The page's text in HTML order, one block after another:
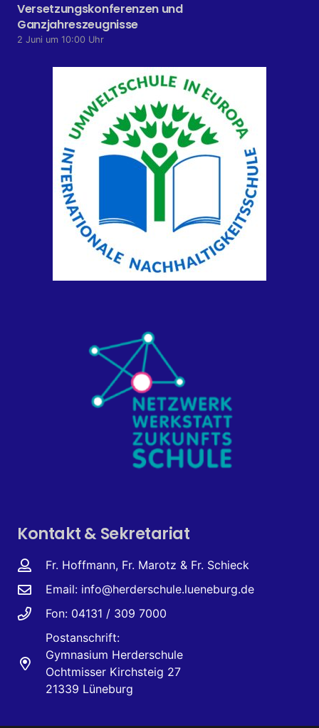
Versetzungskonferenzen und
Ganzjahreszeugnisse
2 Juni um 10:00 Uhr
Kontakt & Sekretariat
Fr. Hoffmann, Fr. Marotz & Fr. Schieck
Email: info@herderschule.lueneburg.de
Fon: 04131 / 309 7000
Postanschrift:
Gymnasium Herderschule
Ochtmisser Kirchsteig 27
21339 Lüneburg